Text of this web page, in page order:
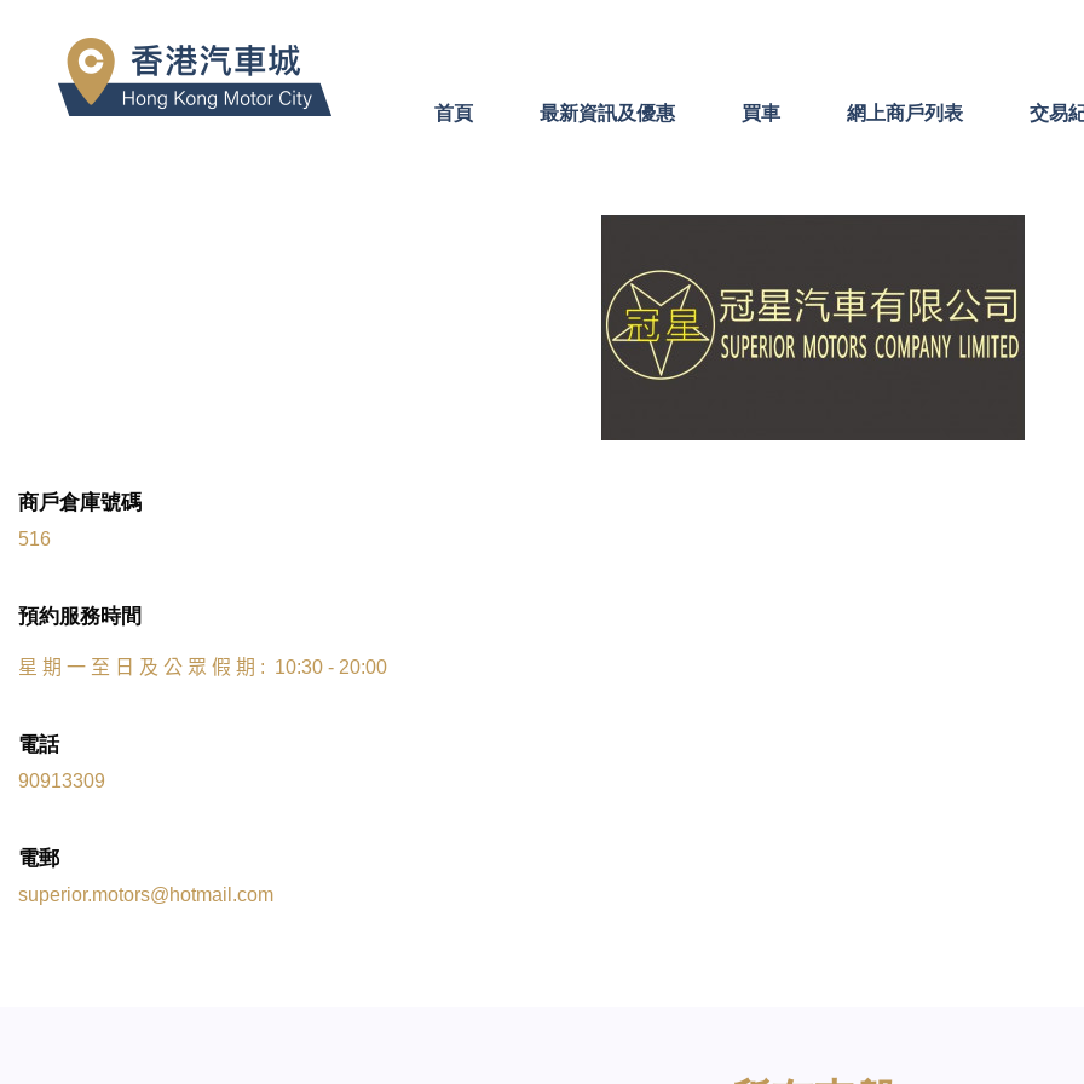
首頁 最新資訊及優惠 買車 網上商戶列表 交易
商戶倉庫號碼
516
預約服務時間
星 期 一 至 日 及 公 眾 假 期 : 10:30 - 20:00
電話
90913309
電郵
superior.motors@hotmail.com